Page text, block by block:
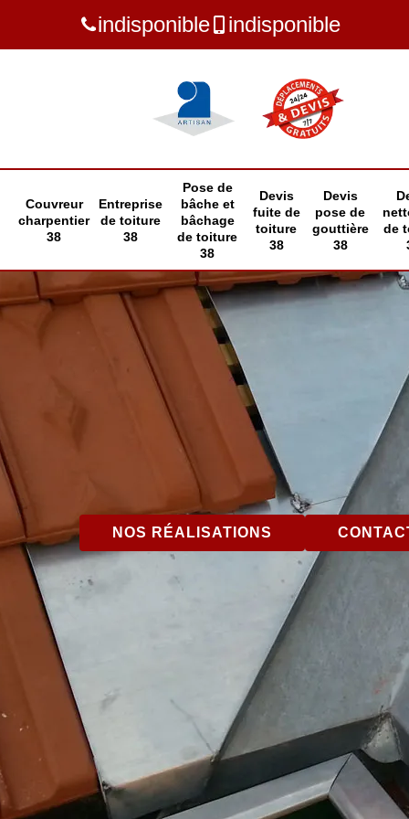
indisponible indisponible
Couvreur
charpentier
38
Entreprise
de toiture
38
Pose de
bâche et
bâchage
de toiture
38
Devis
fuite de
toiture
38
Devis
pose de
gouttière
38
de
NOS RÉALISATIONS